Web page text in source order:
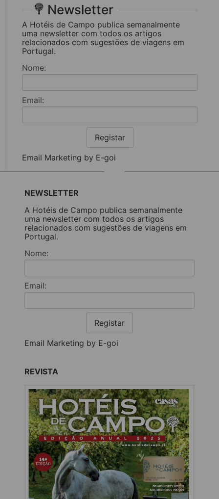
Newsletter
A Hotéis de Campo publica semanalmente
uma newsletter com todos os artigos
relacionados com sugestões de viagens em
Portugal.
Nome:
Email:
Registar
Email Marketing by E-goi
NEWSLETTER
A Hotéis de Campo publica semanalmente
uma newsletter com todos os artigos
relacionados com sugestões de viagens em
Portugal.
Nome:
Email:
Registar
Email Marketing by E-goi
REVISTA